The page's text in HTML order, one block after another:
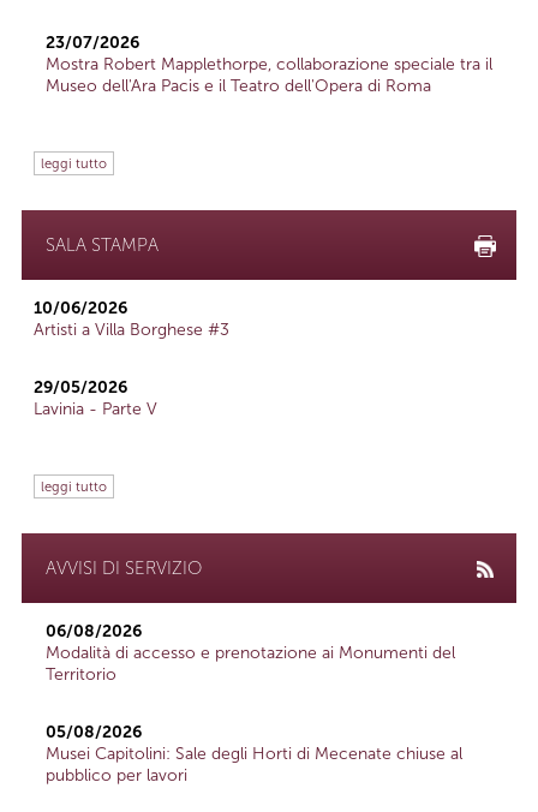
23/07/2026
Mostra Robert Mapplethorpe, collaborazione speciale tra il
Museo dell'Ara Pacis e il Teatro dell'Opera di Roma
leggi tutto
SALA STAMPA
10/06/2026
Artisti a Villa Borghese #3
29/05/2026
Lavinia - Parte V
leggi tutto
AVVISI DI SERVIZIO
06/08/2026
Modalità di accesso e prenotazione ai Monumenti del
Territorio
05/08/2026
Musei Capitolini: Sale degli Horti di Mecenate chiuse al
pubblico per lavori